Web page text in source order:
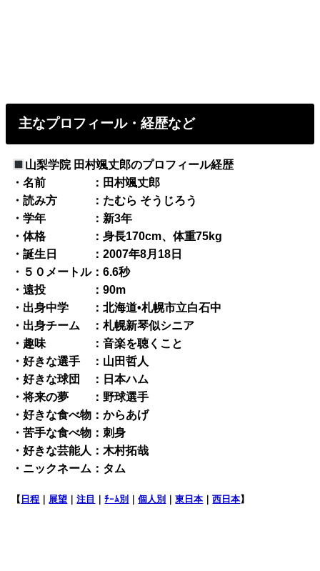
主なプロフィール・経歴など
山梨学院 田村颯丈郎のプロフィール経歴
・名前 ：田村颯丈郎
・読み方 ：たむら そうじろう
・学年 ：新3年
・体格 ：身長170cm、体重75kg
・誕生日 ：2007年8月18日
・５０メートル：6.6秒
・遠投 ：90m
・出身中学 ：北海道•札幌市立白石中
・出身チーム ：札幌新琴似シニア
・趣味 ：音楽を聴くこと
・好きな選手 ：山田哲人
・好きな球団 ：日本ハム
・将来の夢 ：野球選手
・好きな食べ物：からあげ
・苦手な食べ物：刺身
・好きな芸能人：木村拓哉
・ニックネーム：タム
【 日程 ｜ 展望 ｜注目 ｜ﾁｰﾑ別 ｜個人別 ｜東日本 ｜西日本】